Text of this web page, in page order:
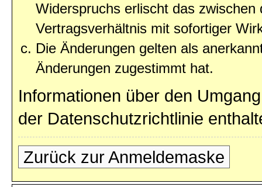
Widerspruchs erlischt das
Vertragsverhältnis mit sofortiger
Die Änderungen gelten als
Änderungen zugestimmt hat.
Informationen über den
der Datenschutzrichtlinie
Zurück zur Anmeldemaske